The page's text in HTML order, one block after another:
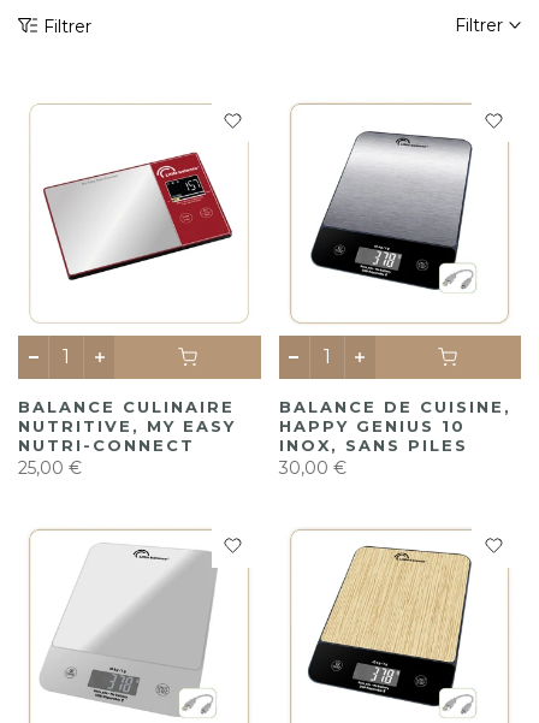
Filtrer Filtrer
BALANCE CULINAIRE
NUTRITIVE, MY EASY
NUTRI-CONNECT
25,00 €
BALANCE DE CUISINE,
HAPPY GENIUS 10
INOX, SANS PILES
30,00 €